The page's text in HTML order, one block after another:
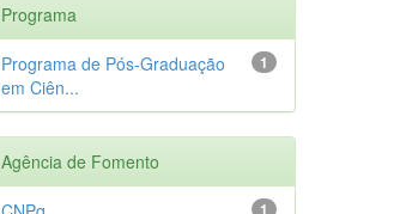
Programa
1
Programa de Pós-Graduação
em Ciên...
Agência de Fomento
1